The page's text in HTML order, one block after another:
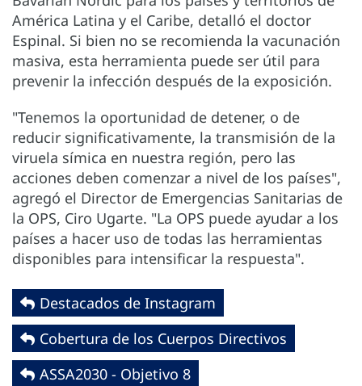
América Latina y el Caribe, detalló el doctor
Espinal. Si bien no se recomienda la vacunación
masiva, esta herramienta puede ser útil para
prevenir la infección después de la exposición.
"Tenemos la oportunidad de detener, o de
reducir significativamente, la transmisión de la
viruela símica en nuestra región, pero las
acciones deben comenzar a nivel de los países",
agregó el Director de Emergencias Sanitarias de
la OPS, Ciro Ugarte. "La OPS puede ayudar a los
países a hacer uso de todas las herramientas
disponibles para intensificar la respuesta".
Destacados de Instagram
Cobertura de los Cuerpos Directivos
ASSA2030 - Objetivo 8